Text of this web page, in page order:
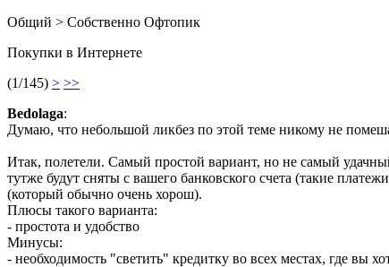
Общий > Собственно Офтопик
Покупки в Интернете
(1/145) > >>
Bedolaga:
Думаю, что небольшой ликбез по этой теме никому не
Итак, полетели. Самый простой вариант, но не самый
тутже будут сняты с вашего банковского счета (такие
(который обычно очень хорош).
Плюсы такого варианта:
- простота и удобство
Минусы:
- необходимость "светить" кредитку во всех местах, где вы